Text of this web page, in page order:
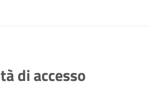
di accesso